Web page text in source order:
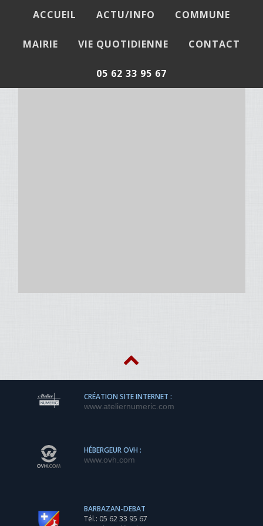
ACCUEIL ACTU/INFO COMMUNE
MAIRIE VIE QUOTIDIENNE CONTACT
05 62 33 95 67
CRÉATION SITE INTERNET :
www.ateliernumeric.com
HÉBERGEUR OVH :
www.ovh.com
BARBAZAN-DEBAT
Tél.: 05 62 33 95 67